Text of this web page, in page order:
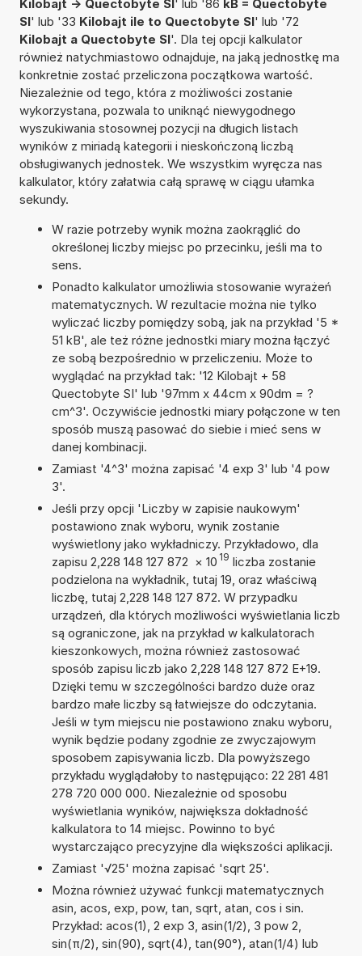
Kilobajt -> Quectobyte SI' lub '86 kB = Quectobyte
SI' lub '33 Kilobajt ile to Quectobyte SI' lub '72
Kilobajt a Quectobyte SI'. Dla tej opcji kalkulator
również natychmiastowo odnajduje, na jaką jednostkę ma
konkretnie zostać przeliczona początkowa wartość.
Niezależnie od tego, która z możliwości zostanie
wykorzystana, pozwala to uniknąć niewygodnego
wyszukiwania stosownej pozycji na długich listach
wyników z miriadą kategorii i nieskończoną liczbą
obsługiwanych jednostek. We wszystkim wyręcza nas
kalkulator, który załatwia całą sprawę w ciągu ułamka
sekundy.
W razie potrzeby wynik można zaokrąglić do
określonej liczby miejsc po przecinku, jeśli ma to
sens.
Ponadto kalkulator umożliwia stosowanie wyrażeń
matematycznych. W rezultacie można nie tylko
wyliczać liczby pomiędzy sobą, jak na przykład '5 *
51 kB', ale też różne jednostki miary można łączyć
ze sobą bezpośrednio w przeliczeniu. Może to
wyglądać na przykład tak: '12 Kilobajt + 58
Quectobyte SI' lub '97mm x 44cm x 90dm = ?
cm^3'. Oczywiście jednostki miary połączone w ten
sposób muszą pasować do siebie i mieć sens w
danej kombinacji.
Zamiast '4^3' można zapisać '4 exp 3' lub '4 pow
3'.
Jeśli przy opcji 'Liczby w zapisie naukowym'
postawiono znak wyboru, wynik zostanie
wyświetlony jako wykładniczy. Przykładowo, dla
zapisu 2,228 148 127 872 × 10 19 liczba zostanie
podzielona na wykładnik, tutaj 19, oraz właściwą
liczbę, tutaj 2,228 148 127 872. W przypadku
urządzeń, dla których możliwości wyświetlania liczb
są ograniczone, jak na przykład w kalkulatorach
kieszonkowych, można również zastosować
sposób zapisu liczb jako 2,228 148 127 872 E+19.
Dzięki temu w szczególności bardzo duże oraz
bardzo małe liczby są łatwiejsze do odczytania.
Jeśli w tym miejscu nie postawiono znaku wyboru,
wynik będzie podany zgodnie ze zwyczajowym
sposobem zapisywania liczb. Dla powyższego
przykładu wyglądałoby to następująco: 22 281 481
278 720 000 000. Niezależnie od sposobu
wyświetlania wyników, największa dokładność
kalkulatora to 14 miejsc. Powinno to być
wystarczająco precyzyjne dla większości aplikacji.
Zamiast '√25' można zapisać 'sqrt 25'.
Można również używać funkcji matematycznych
asin, acos, exp, pow, tan, sqrt, atan, cos i sin.
Przykład: acos(1), 2 exp 3, asin(1/2), 3 pow 2,
sin(π/2), sin(90), sqrt(4), tan(90°), atan(1/4) lub